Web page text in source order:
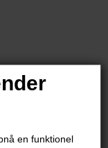
en funktionel